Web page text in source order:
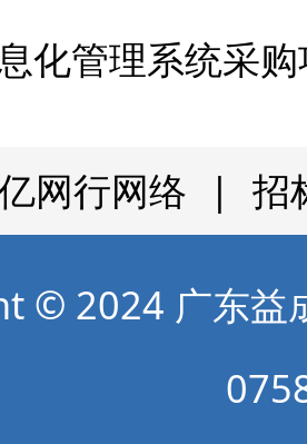
化管理系统采
网行网络 招
© 2024 广东